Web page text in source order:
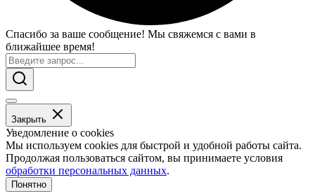
Спасибо за ваше сообщение! Мы свяжемся с вами в
ближайшее время!
Закрыть
Уведомление о cookies
Мы используем cookies для быстрой и удобной работы сайта.
Продолжая пользоваться сайтом, вы принимаете условия
обработки персональных данных.
Понятно